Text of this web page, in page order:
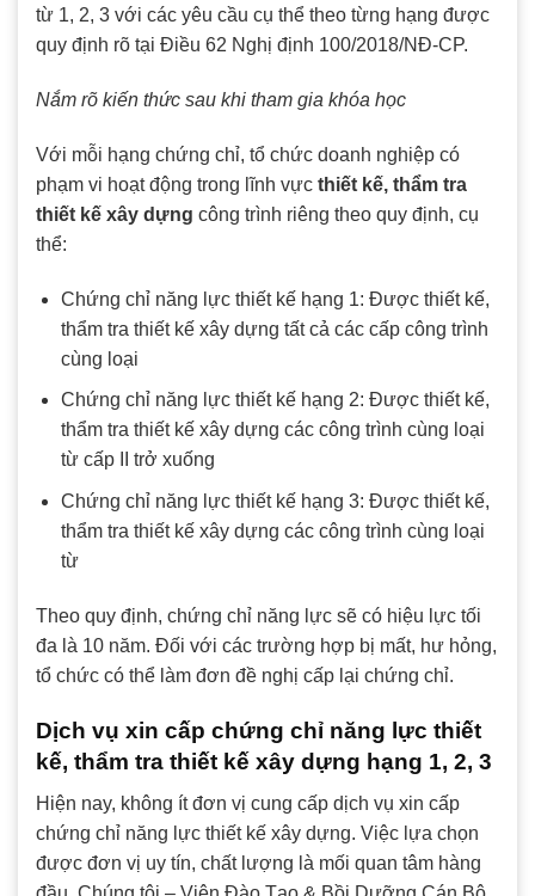
từ 1, 2, 3 với các yêu cầu cụ thể theo từng hạng được
quy định rõ tại Điều 62 Nghị định 100/2018/NĐ-CP.
Nắm rõ kiến thức sau khi tham gia khóa học
Với mỗi hạng chứng chỉ, tổ chức doanh nghiệp có
phạm vi hoạt động trong lĩnh vực thiết kế, thẩm tra
thiết kế xây dựng công trình riêng theo quy định, cụ
thể:
Chứng chỉ năng lực thiết kế hạng 1: Được thiết kế,
thẩm tra thiết kế xây dựng tất cả các cấp công trình
cùng loại
Chứng chỉ năng lực thiết kế hạng 2: Được thiết kế,
thẩm tra thiết kế xây dựng các công trình cùng loại
từ cấp II trở xuống
Chứng chỉ năng lực thiết kế hạng 3: Được thiết kế,
thẩm tra thiết kế xây dựng các công trình cùng loại
từ
Theo quy định, chứng chỉ năng lực sẽ có hiệu lực tối
đa là 10 năm. Đối với các trường hợp bị mất, hư hỏng,
tổ chức có thể làm đơn đề nghị cấp lại chứng chỉ.
Dịch vụ xin cấp chứng chỉ năng lực thiết
kế, thẩm tra thiết kế xây dựng hạng 1, 2, 3
Hiện nay, không ít đơn vị cung cấp dịch vụ xin cấp
chứng chỉ năng lực thiết kế xây dựng. Việc lựa chọn
được đơn vị uy tín, chất lượng là mối quan tâm hàng